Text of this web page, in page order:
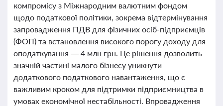
компромісу з Міжнародним валютним фондом
щодо податкової політики, зокрема відтермінування
запровадження ПДВ для фізичних осіб-підприємців
(ФОП) та встановлення високого порогу доходу для
оподаткування — 4 млн грн. Це рішення дозволить
значній частині малого бізнесу уникнути
додаткового податкового навантаження, що є
важливим кроком для підтримки підприємництва в
умовах економічної нестабільності. Впровадження